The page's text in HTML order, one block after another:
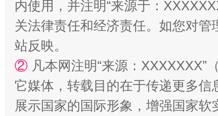
内使用，并注明“来源于：
关法律责任和经济责任。如您对
站反映。
② 凡本网注明“来源：
它媒体，转载目的在于传递更多
展示国家的国际形象，增强国家